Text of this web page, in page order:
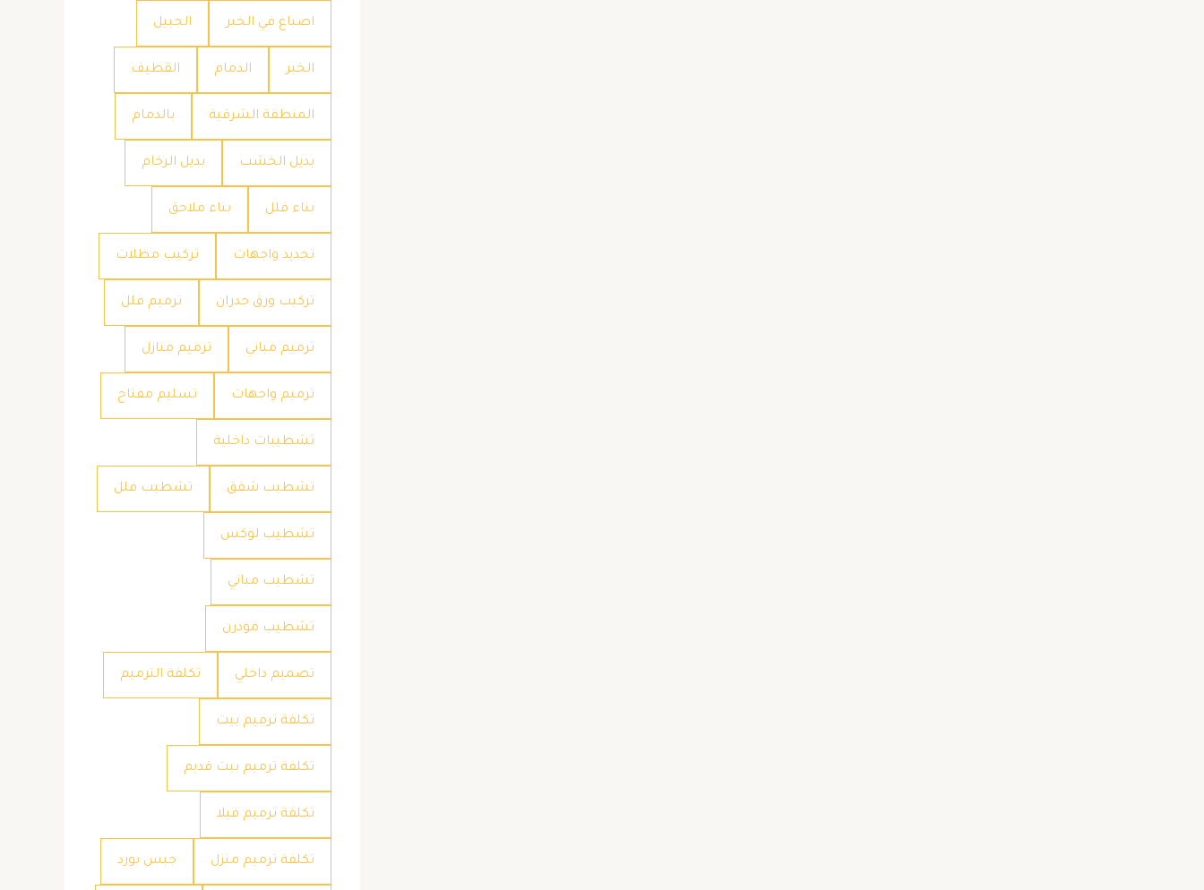
اصباغ في الخبر الجبيل
الخبر الدمام القطيف
المنطقة الشرقية بالدمام
بديل الخشب بديل الرخام
بناء فلل بناء ملاحق
تجديد واجهات تركيب مظلات
تركيب ورق جدران ترميم فلل
ترميم مباني ترميم منازل
ترميم واجهات تسليم مفتاح
تشطيبات داخلية
تشطيب شقق تشطيب فلل
تشطيب لوكس
تشطيب مباني
تشطيب مودرن
تصميم داخلي تكلفة الترميم
تكلفة ترميم بيت
تكلفة ترميم بيت قديم
تكلفة ترميم فيلا
تكلفة ترميم منزل جبس بورد